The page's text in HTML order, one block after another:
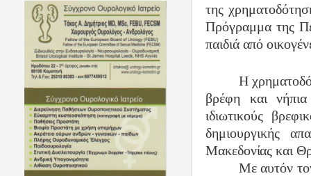
της
Πρόγραμμα της
παιδιά από
Η
βρέφη και
ιδιωτικούς
δημιουργικής
Μακεδονίας και
Με αυτόν